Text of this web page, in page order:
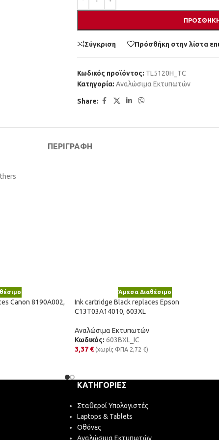
Σύγκριση Πρόσθήκη στην λίστα
Κωδικός προϊόντος: TL5120H_TC
Κατηγορία: Αναλώσιμα Εκτυπωτών
Share:
ΠΕΡΙΓΡΑΦΉ
Canon 8190A002,
Άμεσα Διαθέσιμο
Ink cartridge Black replaces Epson
C13T03A14010, 603XL
Αναλώσιμα Εκτυπωτών
Κωδικός: 603BXL_IC
3,37 € (χωρίς ΦΠΑ 2,72 €)
ΚΑΤΗΓΟΡΊΕΣ
Σταθεροί Υπολογιστές
Laptops & Tablets
Οθόνες
Αναλώσιμα Εκτυπωτών